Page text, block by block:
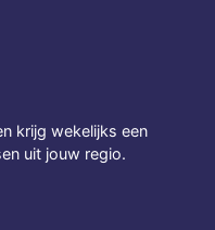
krijg wekelijks een
uit jouw regio.